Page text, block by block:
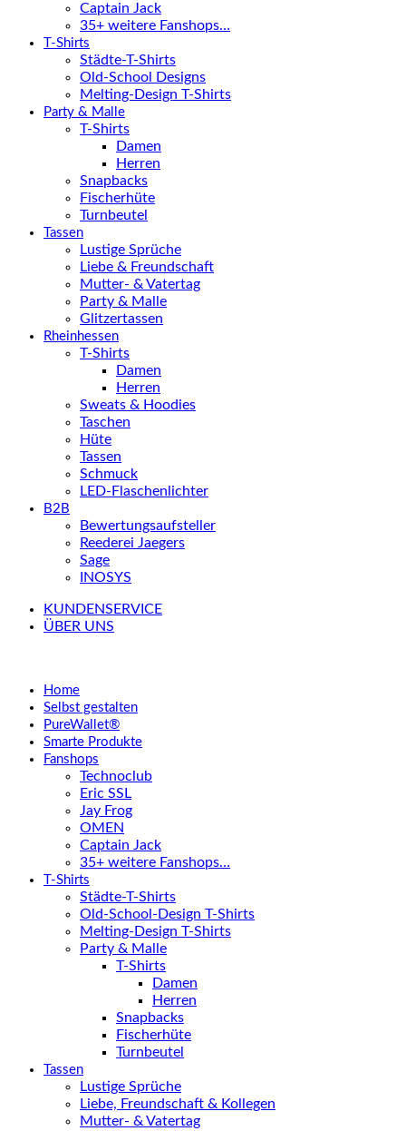
Captain Jack
35+ weitere Fanshops…
T-Shirts
Städte-T-Shirts
Old-School Designs
Melting-Design T-Shirts
Party & Malle
T-Shirts
Damen
Herren
Snapbacks
Fischerhüte
Turnbeutel
Tassen
Lustige Sprüche
Liebe & Freundschaft
Mutter- & Vatertag
Party & Malle
Glitzertassen
Rheinhessen
T-Shirts
Damen
Herren
Sweats & Hoodies
Taschen
Hüte
Tassen
Schmuck
LED-Flaschenlichter
B2B
Bewertungsaufsteller
Reederei Jaegers
Sage
INOSYS
KUNDENSERVICE
ÜBER UNS
Home
Selbst gestalten
PureWallet®
Smarte Produkte
Fanshops
Technoclub
Eric SSL
Jay Frog
OMEN
Captain Jack
35+ weitere Fanshops…
T-Shirts
Städte-T-Shirts
Old-School-Design T-Shirts
Melting-Design T-Shirts
Party & Malle
T-Shirts
Damen
Herren
Snapbacks
Fischerhüte
Turnbeutel
Tassen
Lustige Sprüche
Liebe, Freundschaft & Kollegen
Mutter- & Vatertag